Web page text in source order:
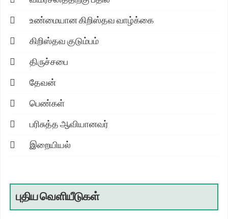
உண்மையான கிறிஸ்தவ வாழ்க்கை
கிறிஸ்தவ குடும்பம்
திருச்சபை
தேவன்
பெண்கள்
பரிசுத்த ஆவியானவர்
இறையியல்
புதிய வெளியீடுகள்